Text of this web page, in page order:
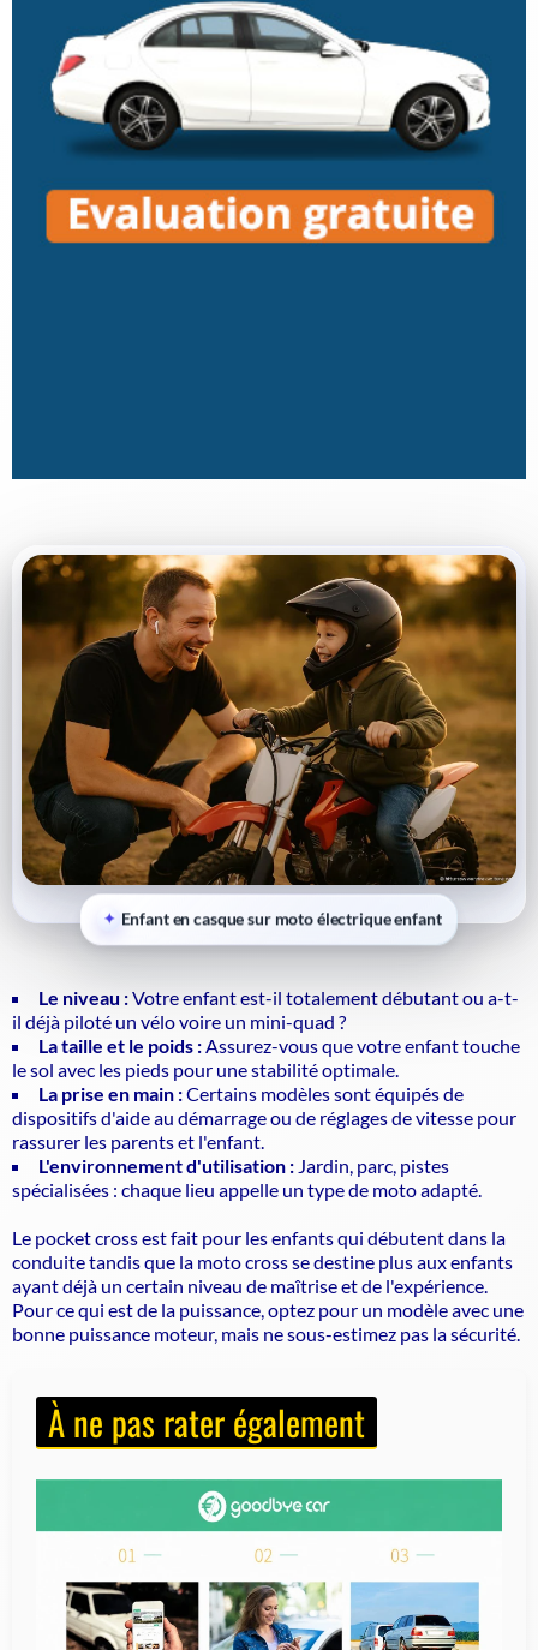
Enfant en casque sur moto électrique enfant
Le niveau :Votre enfant est-il totalement débutant ou a-t-
il déjà piloté un vélo voire un mini-quad ?
La taille et le poids :Assurez-vous que votre enfant touche
le sol avec les pieds pour une stabilité optimale.
La prise en main :Certains modèles sont équipés de
dispositifs d'aide au démarrage ou de réglages de vitesse pour
rassurer les parents et l'enfant.
L'environnement d'utilisation : Jardin, parc, pistes
spécialisées : chaque lieu appelle un type de moto adapté.
Le pocket cross est fait pour les enfants qui débutent dans la
conduite tandis que la moto cross se destine plus aux enfants
ayant déjà un certain niveau de maîtrise et de l'expérience.
Pour ce qui est de la puissance, optez pour un modèle avec une
bonne puissance moteur, mais ne sous-estimez pas la sécurité.
À ne pas rater également